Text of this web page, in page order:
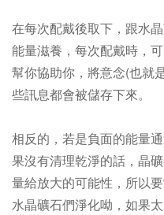
在每次配戴後取下，跟水
能量滋養， 每次配戴時，
幫你協助你，將意念(也就
些訊息都會被儲存下來。
相反的，若是負面的能量
果沒有清理乾淨的話，晶
量給放大的可能性，所以
水晶礦石們淨化呦，如果